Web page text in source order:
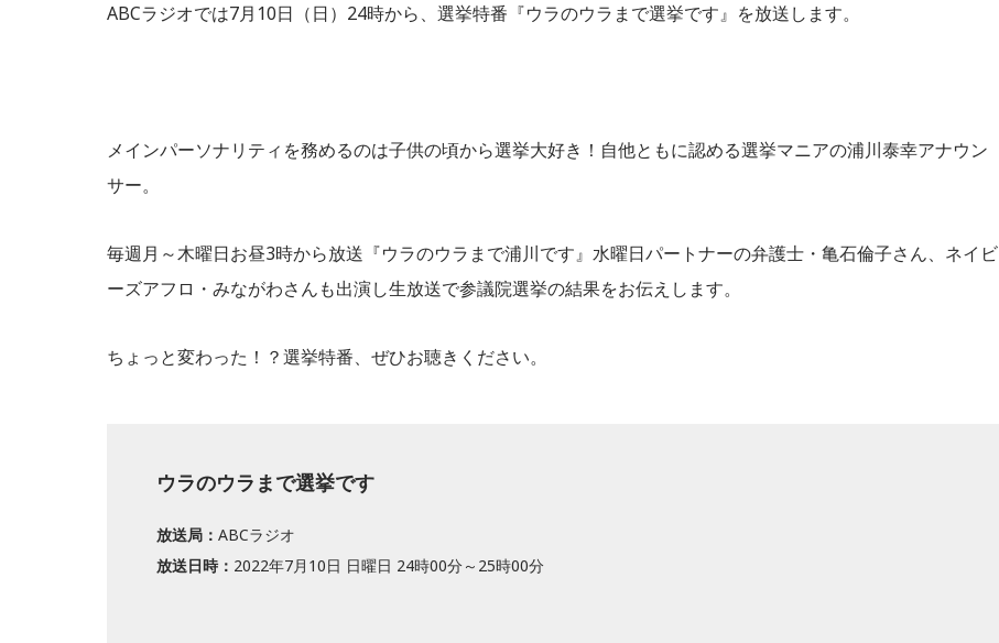
ABCラジオでは7月10日（日）24時から、選挙特番『ウラのウラまで選挙です』を放送します。
メインパーソナリティを務めるのは子供の頃から選挙大好き！自他ともに認める選挙マニアの浦川泰幸アナウン
サー。
毎週月～木曜日お昼3時から放送『ウラのウラまで浦川です』水曜日パートナーの弁護士・亀石倫子さん、ネイビ
ーズアフロ・みながわさんも出演し生放送で参議院選挙の結果をお伝えします。
ちょっと変わった！？選挙特番、ぜひお聴きください。
ウラのウラまで選挙です
放送局： ABCラジオ
放送日時： 2022年7月10日 日曜日 24時00分～25時00分